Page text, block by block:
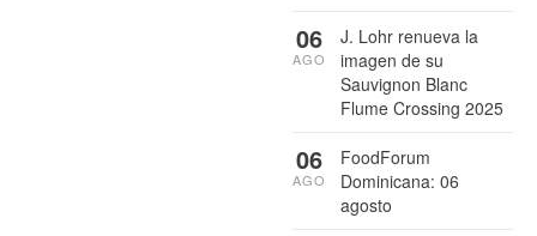
J. Lohr renueva la
imagen de su
Sauvignon Blanc
Flume Crossing 2025
06
AGO
FoodForum
Dominicana: 06
agosto
06
AGO